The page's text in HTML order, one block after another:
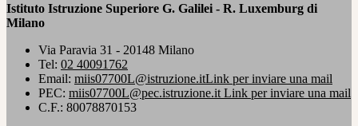
Istituto Istruzione Superiore G. Galilei - R. Luxemburg di
Milano
Via Paravia 31 - 20148 Milano
Tel: 02 40091762
Email: miis07700L@istruzione.itLink per inviare una mail
PEC: miis07700L@pec.istruzione.it Link per inviare una mail
C.F.: 80078870153